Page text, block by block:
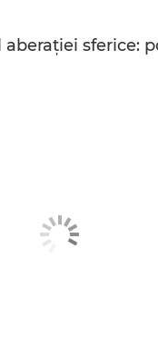
sferice: